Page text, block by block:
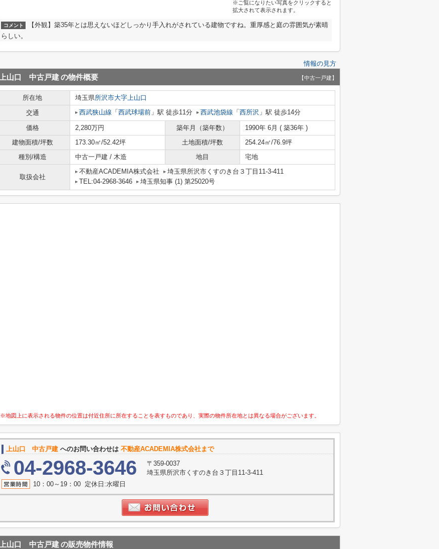
※ご覧になりたい写真をクリックすると
拡大されて表示されます。
コメント
【外観】築35年とは思えないほどしっかり手入れがされている建物ですね。重厚感と庭の雰囲気が素晴
らしい。
情報の見方
上山口 中古戸建の物件概要 【中古一戸建】
所在地 埼玉県所沢市大字上山口
交通
西武狭山線 「 西武球場前 」駅 徒歩11分 西武池袋線 「 西所沢 」駅 徒歩14分
価格 2,280万円 築年月（築年数）
1990年 6月 ( 築36年 )
建物面積/坪数
173.30㎡/52.42坪 土地面積/坪数
254.24㎡/76.9坪
種別/構造
中古一戸建 / 木造 地目 宅地
取扱会社
不動産ACADEMIA株式会社
埼玉県所沢市くすのき台３丁目11-3-411
TEL:04-2968-3646
埼玉県知事 (1) 第25020号
※地図上に表示される物件の位置は付近住所に所在することを表すものであり、実際の物件所在地とは異なる場合がございます。
上山口 中古戸建 へのお問い合わせは 不動産ACADEMIA株式会社まで
04-2968-3646
〒359-0037
埼玉県所沢市くすのき台３丁目11-3-411
10：00～19：00 定休日:水曜日
上山口 中古戸建の販売物件情報